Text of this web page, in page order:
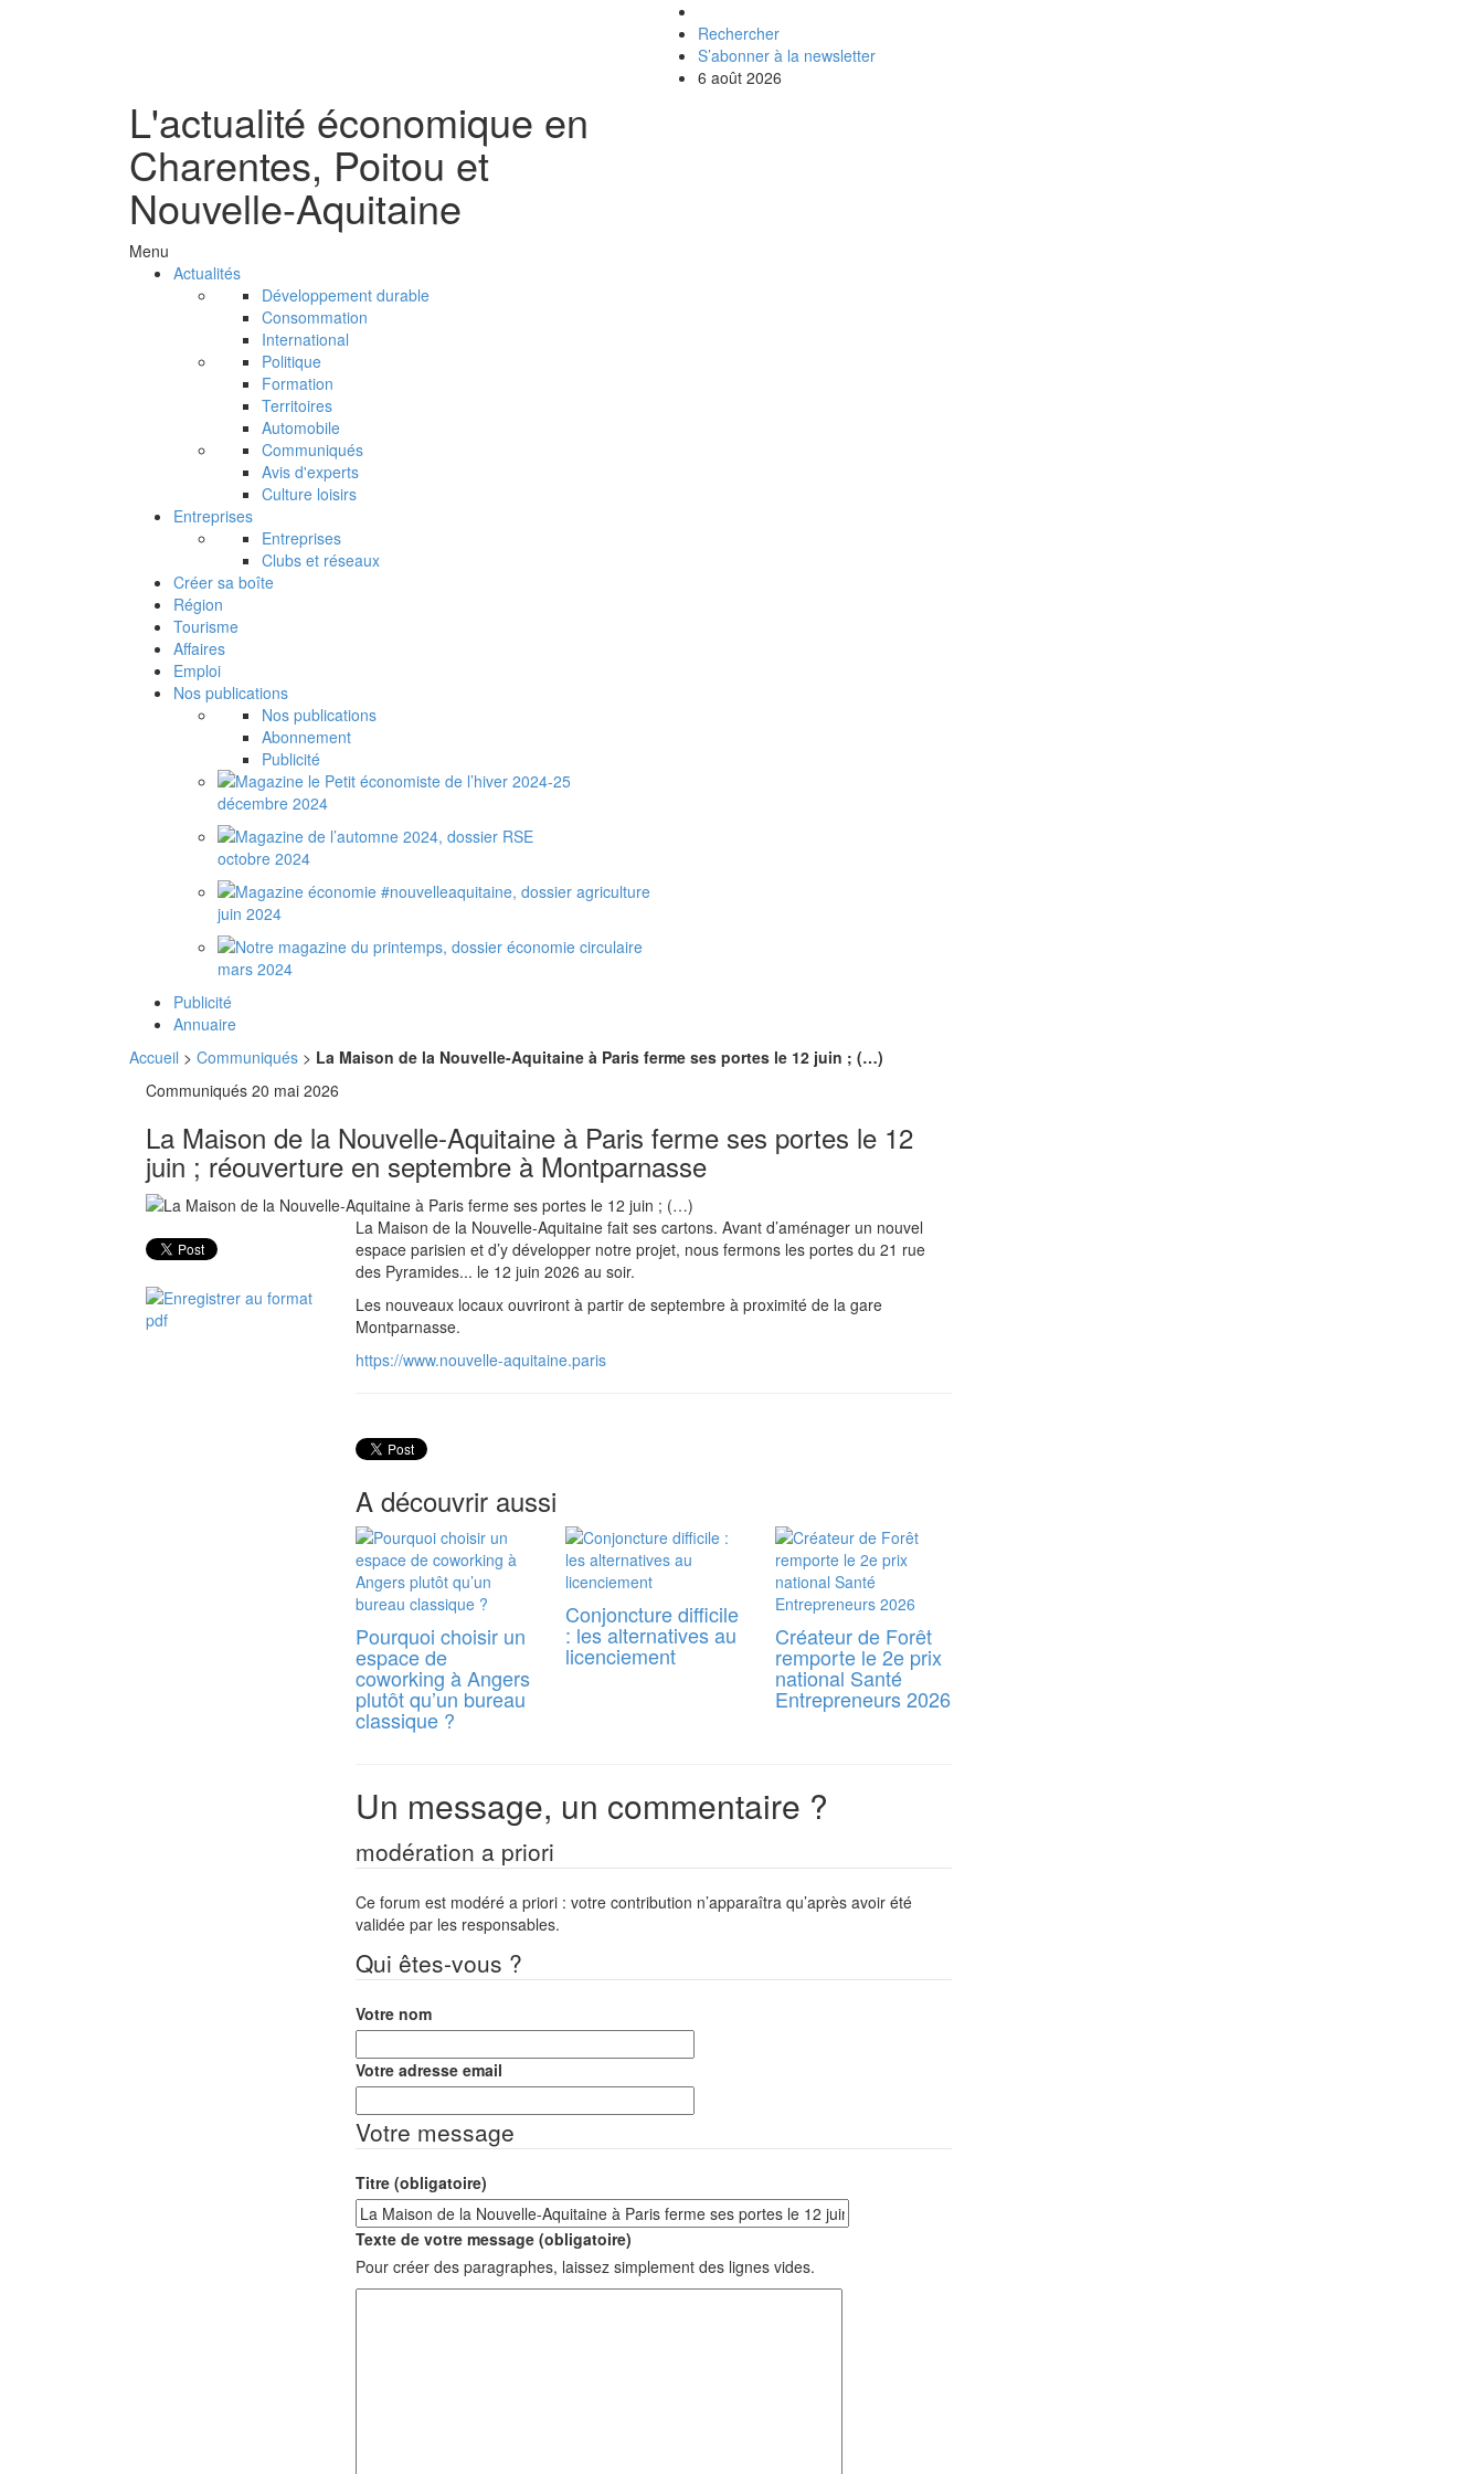
L'actualité économique en
Charentes, Poitou et
Nouvelle-Aquitaine
Rechercher
S’abonner à la newsletter
6 août 2026
Menu
Actualités
Développement durable
Consommation
International
Politique
Formation
Territoires
Automobile
Communiqués
Avis d'experts
Culture loisirs
Entreprises
Entreprises
Clubs et réseaux
Créer sa boîte
Région
Tourisme
Affaires
Emploi
Nos publications
Nos publications
Abonnement
Publicité
décembre 2024
octobre 2024
juin 2024
mars 2024
Publicité
Annuaire
Accueil > Communiqués > La Maison de la Nouvelle-Aquitaine à Paris ferme ses portes le 12 juin ; (…)
Communiqués 20 mai 2026
La Maison de la Nouvelle-Aquitaine à Paris ferme ses portes le 12
juin ; réouverture en septembre à Montparnasse
La Maison de la Nouvelle-Aquitaine fait ses cartons. Avant d’aménager un nouvel
espace parisien et d’y développer notre projet, nous fermons les portes du 21 rue
des Pyramides... le 12 juin 2026 au soir.
Les nouveaux locaux ouvriront à partir de septembre à proximité de la gare
Montparnasse.
https://www.nouvelle-aquitaine.paris
A découvrir aussi
Pourquoi choisir un
espace de
coworking à Angers
plutôt qu’un bureau
classique ?
Conjoncture difficile
: les alternatives au
licenciement
Créateur de Forêt
remporte le 2e prix
national Santé
Entrepreneurs 2026
Un message, un commentaire ?
modération a priori
Ce forum est modéré a priori : votre contribution n’apparaîtra qu’après avoir été
validée par les responsables.
Qui êtes-vous ?
Votre nom
Votre adresse email
Votre message
Titre (obligatoire)
Texte de votre message (obligatoire)
Pour créer des paragraphes, laissez simplement des lignes vides.